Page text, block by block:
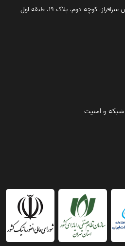
کوچه دوم، پلاک ۱۹، طبقه اول
شبکه و امنیت